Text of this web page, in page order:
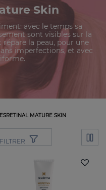
Skin
avec le temps sa
sont visibles sur la
répare la peau, pour une
imperfections, et avec
MATURE SKIN
FILTRER